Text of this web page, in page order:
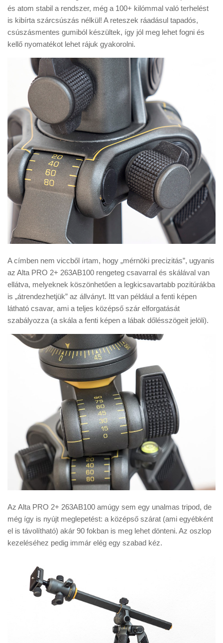
és atom stabil a rendszer, még a 100+ kilómmal való terhelést
is kibírta szárcsúszás nélkül! A reteszek ráadásul tapadós,
csúszásmentes gumiból készültek, így jól meg lehet fogni és
kellő nyomatékot lehet rájuk gyakorolni.
A címben nem viccből írtam, hogy „mérnöki precizitás”, ugyanis
az Alta PRO 2+ 263AB100 rengeteg csavarral és skálával van
ellátva, melyeknek köszönhetően a legkicsavartabb pozitúrákba
is „átrendezhetjük” az állványt. Itt van például a fenti képen
látható csavar, ami a teljes középső szár elforgatását
szabályozza (a skála a fenti képen a lábak dőlésszögeit jelöli).
Az Alta PRO 2+ 263AB100 amúgy sem egy unalmas tripod, de
még így is nyújt meglepetést: a középső szárat (ami egyébként
el is távolítható) akár 90 fokban is meg lehet dönteni. Az oszlop
kezeléséhez pedig immár elég egy szabad kéz.